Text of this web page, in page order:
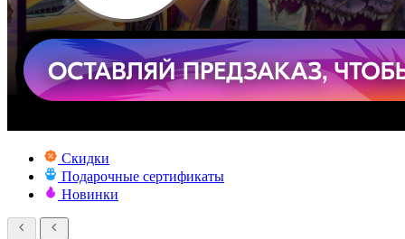
Скидки
Подарочные сертификаты
Новинки